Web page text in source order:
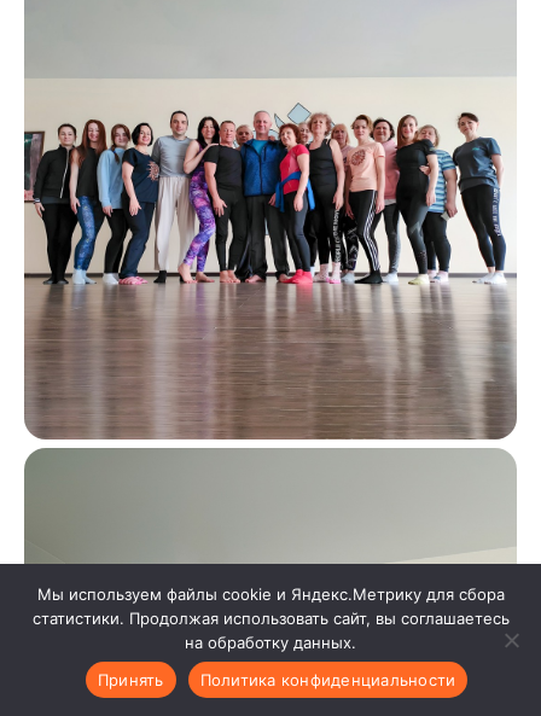
Мы используем файлы cookie и Яндекс.Метрику для сбора
статистики. Продолжая использовать сайт, вы соглашаетесь
на обработку данных.
Принять
Политика конфиденциальности